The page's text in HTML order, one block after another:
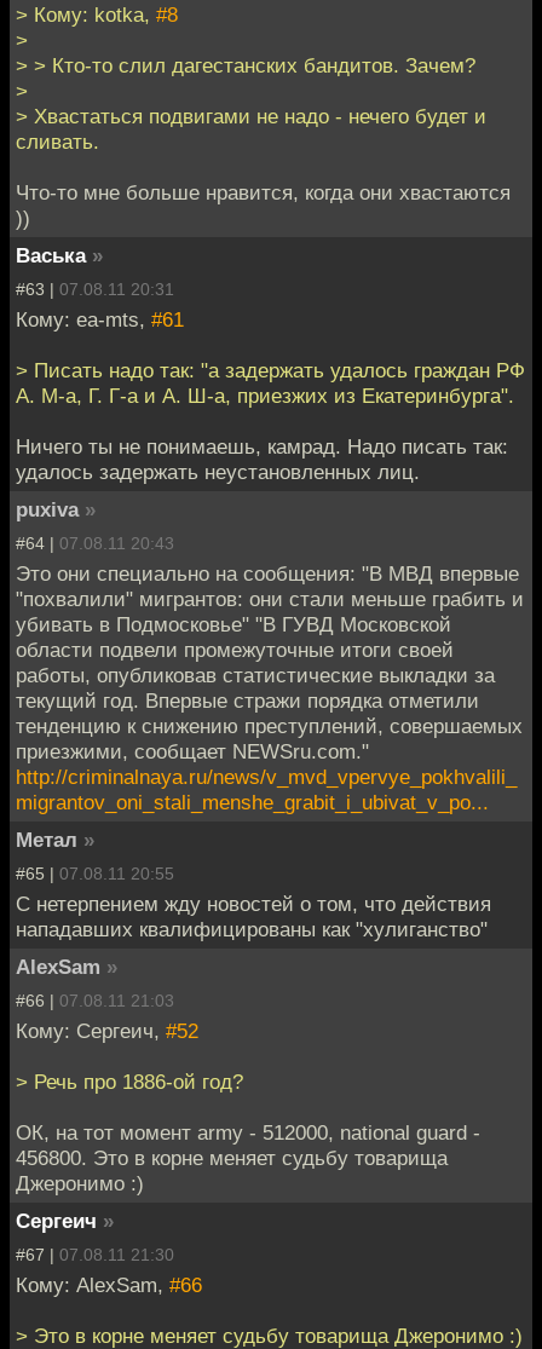
> Кому: kotka, #8
>
> > Кто-то слил дагестанских бандитов. Зачем?
>
> Хвастаться подвигами не надо - нечего будет и
сливать.
Что-то мне больше нравится, когда они хвастаются
))
Васька »
#63 | 07.08.11 20:31
Кому: ea-mts, #61
> Писать надо так: "а задержать удалось граждан РФ
А. М-а, Г. Г-а и А. Ш-а, приезжих из Екатеринбурга".
Ничего ты не понимаешь, камрад. Надо писать так:
удалось задержать неустановленных лиц.
puxiva »
#64 | 07.08.11 20:43
Это они специально на сообщения: "В МВД впервые
"похвалили" мигрантов: они стали меньше грабить и
убивать в Подмосковье" "В ГУВД Московской
области подвели промежуточные итоги своей
работы, опубликовав статистические выкладки за
текущий год. Впервые стражи порядка отметили
тенденцию к снижению преступлений, совершаемых
приезжими, сообщает NEWSru.com."
http://criminalnaya.ru/news/v_mvd_vpervye_pokhvalili_
migrantov_oni_stali_menshe_grabit_i_ubivat_v_po...
Метал »
#65 | 07.08.11 20:55
С нетерпением жду новостей о том, что действия
нападавших квалифицированы как "хулиганство"
AlexSam »
#66 | 07.08.11 21:03
Кому: Сергеич, #52
> Речь про 1886-ой год?
ОК, на тот момент army - 512000, national guard -
456800. Это в корне меняет судьбу товарища
Джеронимо :)
Сергеич »
#67 | 07.08.11 21:30
Кому: AlexSam, #66
> Это в корне меняет судьбу товарища Джеронимо :)